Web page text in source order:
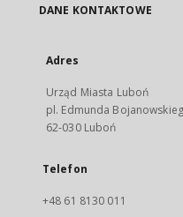
DANE KONTAKTOWE
Adres
Urząd Miasta Luboń
pl. Edmunda
62-030 Luboń
Telefon
+48 61 8130 011